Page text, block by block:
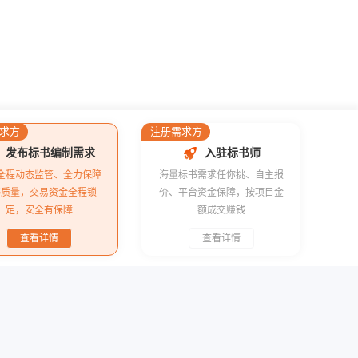
方
发布标书编制需求
程动态监管、全力保障
量，交易资金全程锁
定，安全有保障
查看详情
注册需求方
入驻标书师
海量标书需求任你挑、自主报
价、平台资金保障，按项目金
额成交赚钱
查看详情